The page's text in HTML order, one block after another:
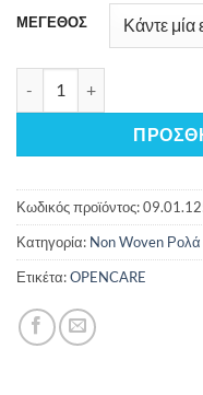
ΜΕΓΕΘΟΣ
Κωδικός προϊόντος:
Κατηγορία: Non Woven Ρολά
Ετικέτα:OPENCARE